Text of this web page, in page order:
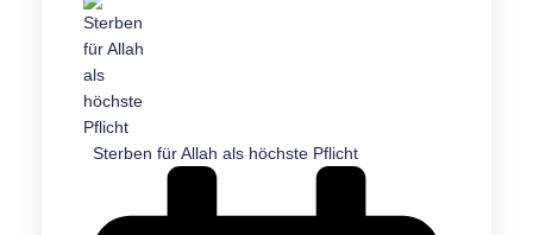
Sterben für Allah als höchste Pflicht